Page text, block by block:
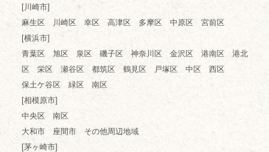
[川崎市]
麻生区 川崎区 幸区 高津区 多摩区 中原区 宮前区
[横浜市]
青葉区 旭区 泉区 磯子区 神奈川区 金沢区 港南区 港北
区 栄区 瀬谷区 都筑区 鶴見区 戸塚区 中区 西区
保土ケ谷区 緑区 南区
[相模原市]
中央区 南区
大和市 座間市 その他周辺地域
[茅ヶ崎市]